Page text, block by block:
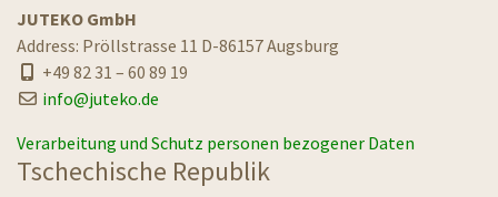
JUTEKO GmbH
Address: Pröllstrasse 11 D-86157 Augsburg
+49 82 31 – 60 89 19
info@juteko.de
Verarbeitung und Schutz personen bezogener Daten
Tschechische Republik